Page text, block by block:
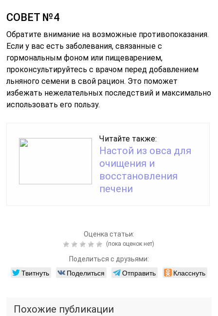
СОВЕТ №4
Обратите внимание на возможные противопоказания.
Если у вас есть заболевания, связанные с
гормональным фоном или пищеварением,
проконсультируйтесь с врачом перед добавлением
льняного семени в свой рацион. Это поможет
избежать нежелательных последствий и максимально
использовать его пользу.
Читайте также:
Настой из овса для
очищения и
восстановления
печени
Оценка статьи:
(пока оценок нет)
Поделиться с друзьями:
Твитнуть Поделиться Отправить Класснуть
Похожие публикации